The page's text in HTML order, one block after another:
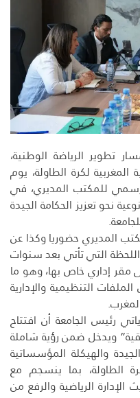
الرياضة الوطنية،
المغربية لكرة الطاولة، يوم
أول اجتماع رسمي للمكتب المديري، في
نحو تعزيز الحكامة الجيدة
المديري حضوريا وكذا عن
اللحظة التي تأتي بعد سنوات
مقر إداري خاص بها، وهو ما
التنظيمية والإدارية
رئيس الجامعة أن افتتاح
ويدخل ضمن رؤية شاملة
والهيكلة المؤسساتية
الطاولة، بما ينسجم مع
الإدارة الرياضية والرفع من